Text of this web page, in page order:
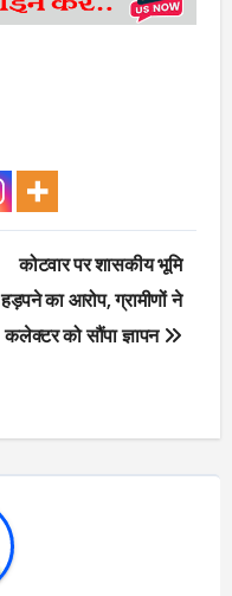
कोटवार पर शासकीय भूमि
हड़पने का आरोप, ग्रामीणों ने
कलेक्टर को सौंपा ज्ञापन